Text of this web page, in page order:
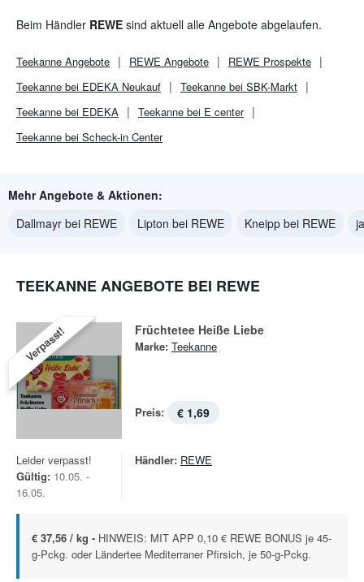
Beim Händler REWE sind aktuell alle Angebote abgelaufen.
Teekanne Angebote REWE Angebote REWE Prospekte
Teekanne bei EDEKA Neukauf
Teekanne bei SBK-Markt
Teekanne bei EDEKA
Teekanne bei E center
Teekanne bei Scheck-in Center
Mehr Angebote & Aktionen:
Dallmayr bei REWE
Lipton bei REWE Kneipp bei REWE
TEEKANNE ANGEBOTE BEI REWE
Verpasst! Früchtetee Heiße Liebe
Marke: Teekanne
Preis: € 1,69
Leider verpasst!
Gültig: 10.05. -
16.05.
Händler: REWE
€ 37,56 / kg - HINWEIS: MIT APP 0,10 € REWE BONUS je 45-
g-Pckg. oder Ländertee Mediterraner Pfirsich, je 50-g-Pckg.